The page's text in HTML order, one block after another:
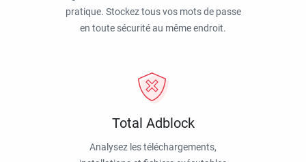
pratique. Stockez tous vos mots de passe
en toute sécurité au même endroit.
Total Adblock
Analysez les téléchargements,